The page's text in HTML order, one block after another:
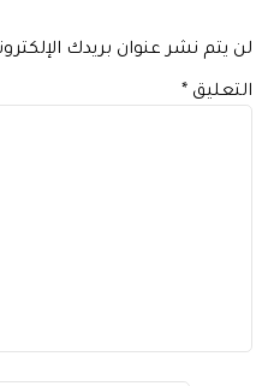
يتم نشر عنوان بريدك الإلكتروني.
*